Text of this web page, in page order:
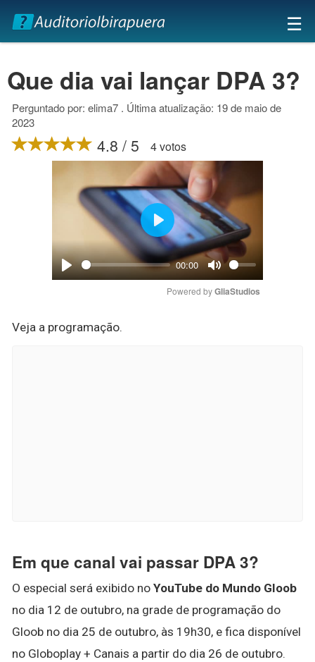
×
☰
Que dia vai lançar DPA 3?
Perguntado por: elima7 . Última atualização: 19 de maio de
2023
4.8 / 5 4 votos
Play
00:00
Mute
Play
Powered by GliaStudios
Veja a programação.
Em que canal vai passar DPA 3?
O especial será exibido no YouTube do Mundo Gloob
no dia 12 de outubro, na grade de programação do
Gloob no dia 25 de outubro, às 19h30, e fica disponível
no Globoplay + Canais a partir do dia 26 de outubro.